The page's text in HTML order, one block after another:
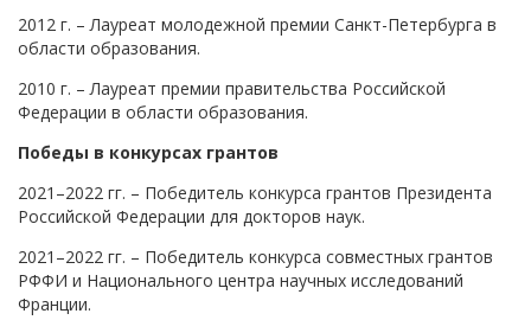
2012 г. – Лауреат молодежной премии Санкт-Петербурга в
области образования.
2010 г. – Лауреат премии правительства Российской
Федерации в области образования.
Победы в конкурсах грантов
2021–2022 гг. – Победитель конкурса грантов Президента
Российской Федерации для докторов наук.
2021–2022 гг. – Победитель конкурса совместных грантов
РФФИ и Национального центра научных исследований
Франции.